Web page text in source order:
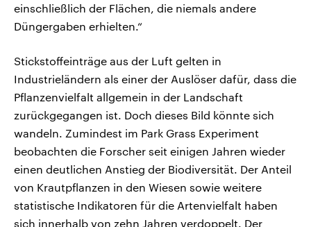
einschließlich der Flächen, die niemals andere
Düngergaben erhielten.“
Stickstoffeinträge aus der Luft gelten in
Industrieländern als einer der Auslöser dafür, dass die
Pflanzenvielfalt allgemein in der Landschaft
zurückgegangen ist. Doch dieses Bild könnte sich
wandeln. Zumindest im Park Grass Experiment
beobachten die Forscher seit einigen Jahren wieder
einen deutlichen Anstieg der Biodiversität. Der Anteil
von Krautpflanzen in den Wiesen sowie weitere
statistische Indikatoren für die Artenvielfalt haben
sich innerhalb von zehn Jahren verdoppelt. Der